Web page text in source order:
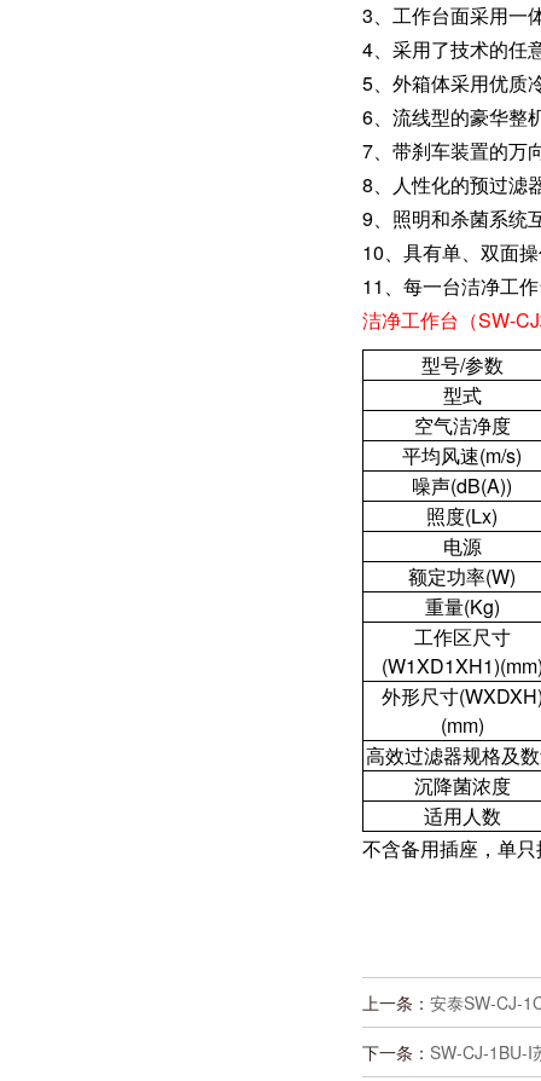
3、工作台面采用一
4、采用了技术的任
5、外箱体采用优质
6、流线型的豪华整
7、带刹车装置的万
8、人性化的预过滤
9、照明和杀菌系统
10、具有单、双面
11、每一台洁净工
洁净工作台（SW-
型号/参数
型式
空气洁净度
平均风速(m/s)
噪声(dB(A))
照度(Lx)
电源
额定功率(W)
重量(Kg)
工作区尺寸
外形尺寸
(mm)
高效过滤器规格及
沉降菌浓度
适用人数
不含备用插座，单
上一条： 安泰SW-CJ-
下一条： SW-CJ-1BU-I